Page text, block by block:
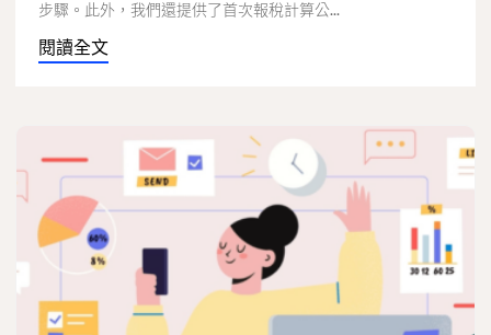
步驟。此外，我們還提供了首次報稅計算公...
閱讀全文